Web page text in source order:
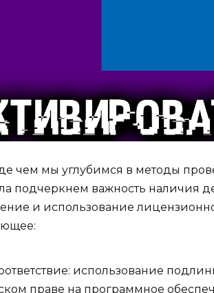
чем мы углубимся в методы
подчеркнем важность наличия
и использование
использование
праве на программное